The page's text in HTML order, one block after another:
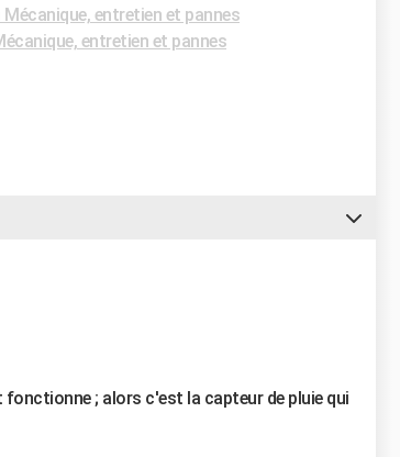
Mécanique, entretien et pannes
entretien et pannes
; alors c'est la capteur de pluie qui